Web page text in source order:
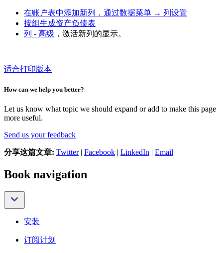
在账户表中添加新列，通过数据菜单 → 列设置
按组生成资产负债表
列 - 高级 ，激活新列的显示。
适合打印版本
How can we help you better?
Let us know what topic we should expand or add to make this page
more useful.
Send us your feedback
分享这篇文章: Twitter| Facebook | LinkedIn | Email
Book navigation
安装
订阅计划